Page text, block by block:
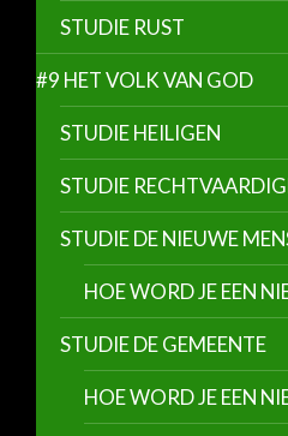
STUDIE RUST
#9 HET VOLK VAN GOD
STUDIE HEILIGEN
STUDIE
STUDIE DE NIEUWE
HOE WORD JE EEN
STUDIE DE GEMEENTE
HOE WORD JE EEN